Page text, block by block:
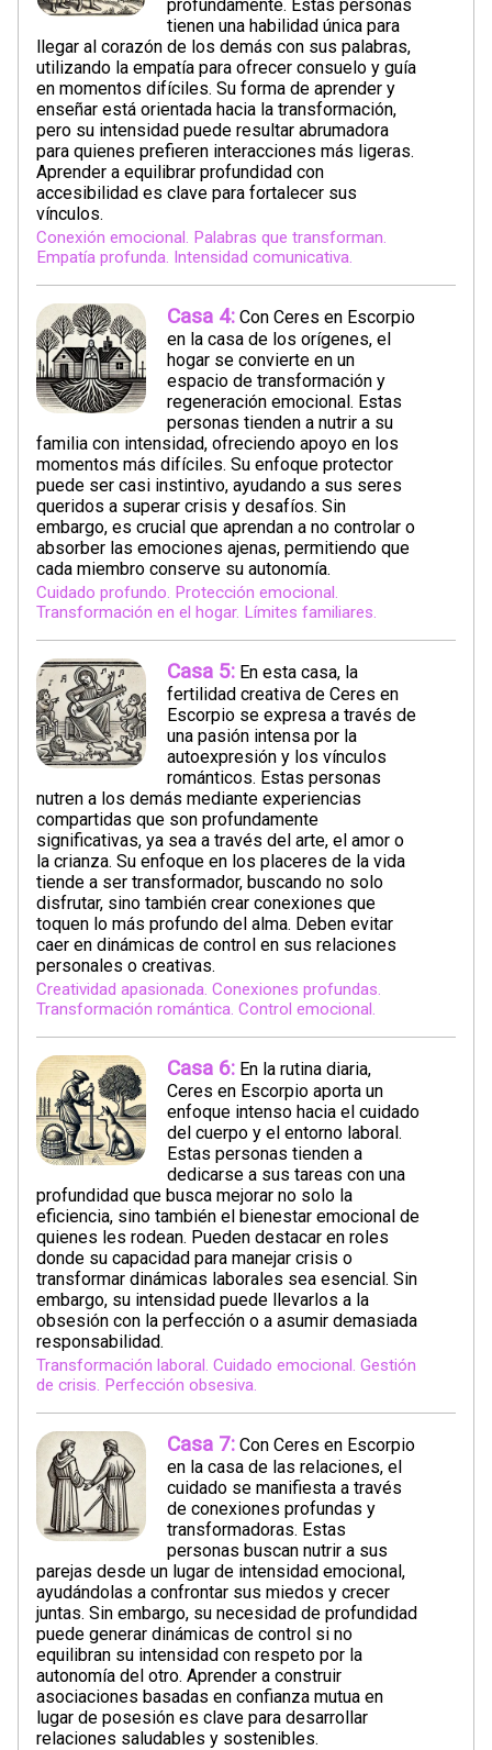
profundamente. Estas personas
tienen una habilidad única para
llegar al corazón de los demás con sus palabras,
utilizando la empatía para ofrecer consuelo y guía
en momentos difíciles. Su forma de aprender y
enseñar está orientada hacia la transformación,
pero su intensidad puede resultar abrumadora
para quienes prefieren interacciones más ligeras.
Aprender a equilibrar profundidad con
accesibilidad es clave para fortalecer sus
vínculos.
Conexión emocional. Palabras que transforman.
Empatía profunda. Intensidad comunicativa.
Casa 4: Con Ceres en Escorpio
en la casa de los orígenes, el
hogar se convierte en un
espacio de transformación y
regeneración emocional. Estas
personas tienden a nutrir a su
familia con intensidad, ofreciendo apoyo en los
momentos más difíciles. Su enfoque protector
puede ser casi instintivo, ayudando a sus seres
queridos a superar crisis y desafíos. Sin
embargo, es crucial que aprendan a no controlar o
absorber las emociones ajenas, permitiendo que
cada miembro conserve su autonomía.
Cuidado profundo. Protección emocional.
Transformación en el hogar. Límites familiares.
Casa 5: En esta casa, la
fertilidad creativa de Ceres en
Escorpio se expresa a través de
una pasión intensa por la
autoexpresión y los vínculos
románticos. Estas personas
nutren a los demás mediante experiencias
compartidas que son profundamente
significativas, ya sea a través del arte, el amor o
la crianza. Su enfoque en los placeres de la vida
tiende a ser transformador, buscando no solo
disfrutar, sino también crear conexiones que
toquen lo más profundo del alma. Deben evitar
caer en dinámicas de control en sus relaciones
personales o creativas.
Creatividad apasionada. Conexiones profundas.
Transformación romántica. Control emocional.
Casa 6: En la rutina diaria,
Ceres en Escorpio aporta un
enfoque intenso hacia el cuidado
del cuerpo y el entorno laboral.
Estas personas tienden a
dedicarse a sus tareas con una
profundidad que busca mejorar no solo la
eficiencia, sino también el bienestar emocional de
quienes les rodean. Pueden destacar en roles
donde su capacidad para manejar crisis o
transformar dinámicas laborales sea esencial. Sin
embargo, su intensidad puede llevarlos a la
obsesión con la perfección o a asumir demasiada
responsabilidad.
Transformación laboral. Cuidado emocional. Gestión
de crisis. Perfección obsesiva.
Casa 7: Con Ceres en Escorpio
en la casa de las relaciones, el
cuidado se manifiesta a través
de conexiones profundas y
transformadoras. Estas
personas buscan nutrir a sus
parejas desde un lugar de intensidad emocional,
ayudándolas a confrontar sus miedos y crecer
juntas. Sin embargo, su necesidad de profundidad
puede generar dinámicas de control si no
equilibran su intensidad con respeto por la
autonomía del otro. Aprender a construir
asociaciones basadas en confianza mutua en
lugar de posesión es clave para desarrollar
relaciones saludables y sostenibles.